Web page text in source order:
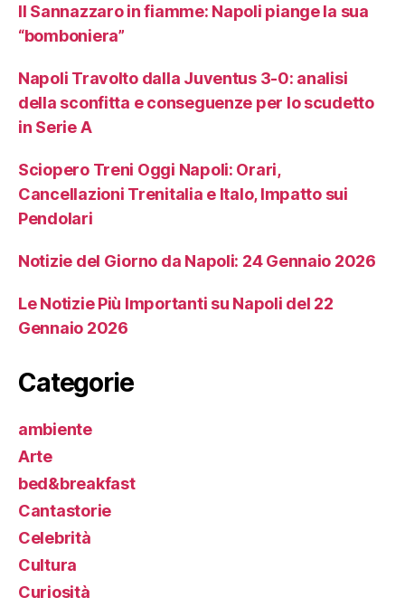
Il Sannazzaro in fiamme: Napoli piange la sua
“bomboniera”
Napoli Travolto dalla Juventus 3-0: analisi
della sconfitta e conseguenze per lo scudetto
in Serie A
Sciopero Treni Oggi Napoli: Orari,
Cancellazioni Trenitalia e Italo, Impatto sui
Pendolari
Notizie del Giorno da Napoli: 24 Gennaio 2026
Le Notizie Più Importanti su Napoli del 22
Gennaio 2026
Categorie
ambiente
Arte
bed&breakfast
Cantastorie
Celebrità
Cultura
Curiosità